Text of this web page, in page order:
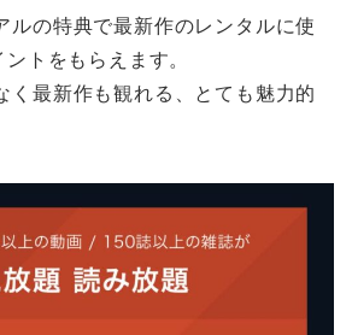
ルの特典で最新作のレンタルに使
トをもらえます。
く最新作も観れる、とても魅力的